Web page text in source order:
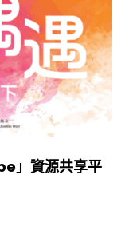
」資源共享平